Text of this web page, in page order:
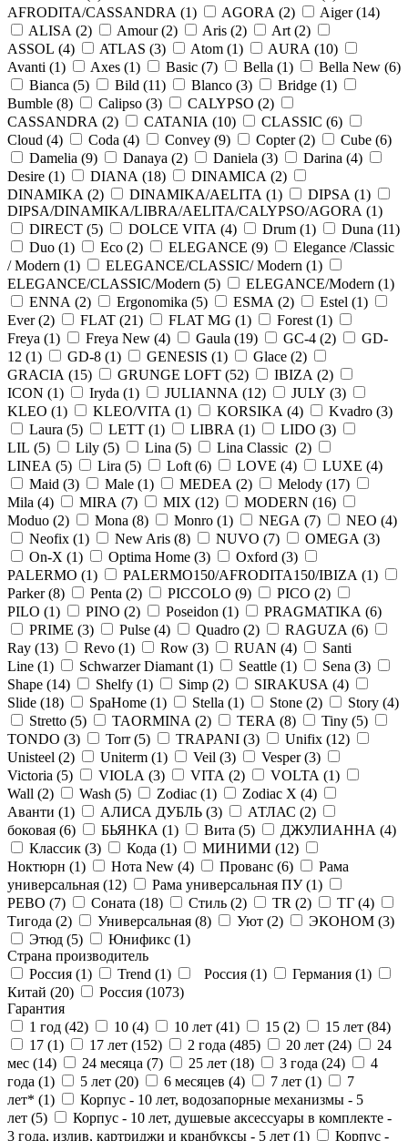
AFRODITA/CASSANDRA (1) AGORA (2) Aiger (14)
ALISA (2) Amour (2) Aris (2) Art (2)
ASSOL (4) ATLAS (3) Atom (1) AURA (10)
Avanti (1) Axes (1) Basic (7) Bella (1) Bella New (6)
Bianca (5) Bild (11) Blanco (3) Bridge (1)
Bumble (8) Calipso (3) CALYPSO (2)
CASSANDRA (2) CATANIA (10) CLASSIC (6)
Cloud (4) Coda (4) Convey (9) Copter (2) Cube (6)
Damelia (9) Danaya (2) Daniela (3) Darina (4)
Desire (1) DIANA (18) DINAMICA (2)
DINAMIKA (2) DINAMIKA/AELITA (1) DIPSA (1)
DIPSA/DINAMIKA/LIBRA/AELITA/CALYPSO/AGORA (1)
DIRECT (5) DOLCE VITA (4) Drum (1) Duna (11)
Duo (1) Eco (2) ELEGANCE (9)
Elegance /Classic
/ Modern (1) ELEGANCE/CLASSIC/ Modern (1)
ELEGANCE/CLASSIC/Modern (5) ELEGANCE/Modern (1)
ENNA (2) Ergonomika (5) ESMA (2) Estel (1)
Ever (2) FLAT (21) FLAT MG (1) Forest (1)
Freya (1) Freya New (4) Gaula (19) GC-4 (2)
GD-
12 (1) GD-8 (1) GENESIS (1) Glace (2)
GRACIA (15) GRUNGE LOFT (52) IBIZA (2)
ICON (1) Iryda (1) JULIANNA (12) JULY (3)
KLEO (1) KLEO/VITA (1) KORSIKA (4) Kvadro (3)
Laura (5) LETT (1) LIBRA (1) LIDO (3)
LIL (5) Lily (5) Lina (5) Lina Classic (2)
LINEA (5) Lira (5) Loft (6) LOVE (4) LUXE (4)
Maid (3) Male (1) MEDEA (2) Melody (17)
Mila (4) MIRA (7) MIX (12) MODERN (16)
Moduo (2) Mona (8) Monro (1) NEGA (7) NEO (4)
Neofix (1) New Aris (8) NUVO (7) OMEGA (3)
On-X (1) Optima Home (3) Oxford (3)
PALERMO (1) PALERMO150/AFRODITA150/IBIZA (1)
Parker (8) Penta (2) PICCOLO (9) PICO (2)
PILO (1) PINO (2) Poseidon (1) PRAGMATIKA (6)
PRIME (3) Pulse (4) Quadro (2) RAGUZA (6)
Ray (13) Revo (1) Row (3) RUAN (4)
Santi
Line (1) Schwarzer Diamant (1) Seattle (1) Sena (3)
Shape (14) Shelfy (1) Simp (2) SIRAKUSA (4)
Slide (18) SpaHome (1) Stella (1) Stone (2) Story (4)
Stretto (5) TAORMINA (2) TERA (8) Tiny (5)
TONDO (3) Torr (5) TRAPANI (3) Unifix (12)
Unisteel (2) Uniterm (1) Veil (3) Vesper (3)
Victoria (5) VIOLA (3) VITA (2) VOLTA (1)
Wall (2) Wash (5) Zodiac (1) Zodiac X (4)
Аванти (1) АЛИСА ДУБЛЬ (3) АТЛАС (2)
боковая (6) БЬЯНКА (1) Вита (5) ДЖУЛИАННА (4)
Классик (3) Кода (1) МИНИМИ (12)
Ноктюрн (1) Нота New (4) Прованс (6)
Рама
универсальная (12) Рама универсальная ПУ (1)
РЕВО (7) Соната (18) Стиль (2) ТR (2) ТГ (4)
Тигода (2) Универсальная (8) Уют (2) ЭКОНОМ (3)
Этюд (5) Юнификс (1)
Страна производитель
Россия (1) Trend (1) Россия (1) Германия (1)
Китай (20) Россия (1073)
Гарантия
1 год (42) 10 (4) 10 лет (41) 15 (2) 15 лет (84)
17 (1) 17 лет (152) 2 года (485) 20 лет (24)
24
мес (14) 24 месяца (7) 25 лет (18) 3 года (24)
4
года (1) 5 лет (20) 6 месяцев (4) 7 лет (1)
7
лет* (1)
Корпус - 10 лет, водозапорные механизмы - 5
лет (5)
Корпус - 10 лет, душевые аксессуары в комплекте -
3 года, излив, картриджи и кранбуксы - 5 лет (1) Корпус -